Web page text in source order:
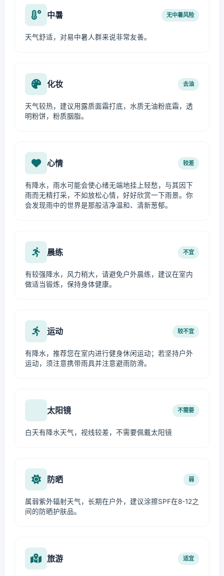
中暑 无中暑风险
天气舒适，对易中暑人群来说非常友善。
化妆 去油
天气较热，建议用露质面霜打底，水质无油粉底霜，透
明粉饼，粉质胭脂。
心情 较差
有降水，雨水可能会使心绪无端地挂上轻愁，与其因下
雨而无精打采，不如放松心情，好好欣赏一下雨景。你
会发现雨中的世界是那般洁净温和、清新葱郁。
晨练 不宜
有较强降水，风力稍大，请避免户外晨练，建议在室内
做适当锻炼，保持身体健康。
运动 较不宜
有降水，推荐您在室内进行健身休闲运动；若坚持户外
运动，须注意携带雨具并注意避雨防滑。
太阳镜 不需要
白天有降水天气，视线较差，不需要佩戴太阳镜
防晒 弱
属弱紫外辐射天气，长期在户外，建议涂擦SPF在8-12之
间的防晒护肤品。
旅游 适宜